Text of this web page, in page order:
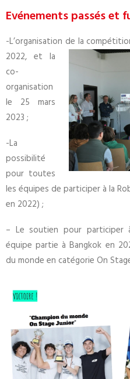
Evénements passés et
-L’organisation de la
2022, et la
co-
organisation
le 25 mars
2023 ;
-La
possibilité
pour toutes
les équipes de participer à la
en 2022) ;
– Le soutien pour participer
équipe partie à Bangkok en
du monde en catégorie On